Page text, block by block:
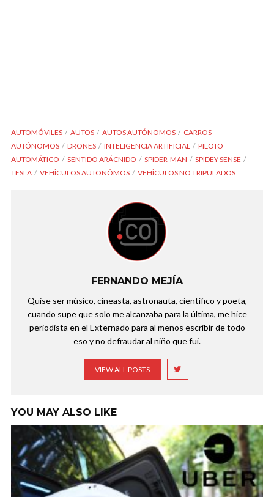
AUTOMÓVILES AUTOS AUTOS AUTÓNOMOS
CARROS
AUTÓNOMOS
DRONES INTELIGENCIA ARTIFICIAL
PILOTO
AUTOMÁTICO
SENTIDO ARÁCNIDO SPIDER-MAN
SPIDEY SENSE
TESLA
VEHÍCULOS AUTONÓMOS VEHÍCULOS NO TRIPULADOS
FERNANDO MEJÍA
Quise ser músico, cineasta, astronauta, científico y poeta,
cuando supe que solo me alcanzaba para la última, me hice
periodista en el Externado para al menos escribir de todo
eso y no defraudar al niño que fui.
VIEW ALL POSTS
YOU MAY ALSO LIKE